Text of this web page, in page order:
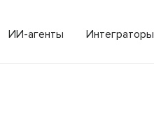
ИИ-агенты Интеграторы